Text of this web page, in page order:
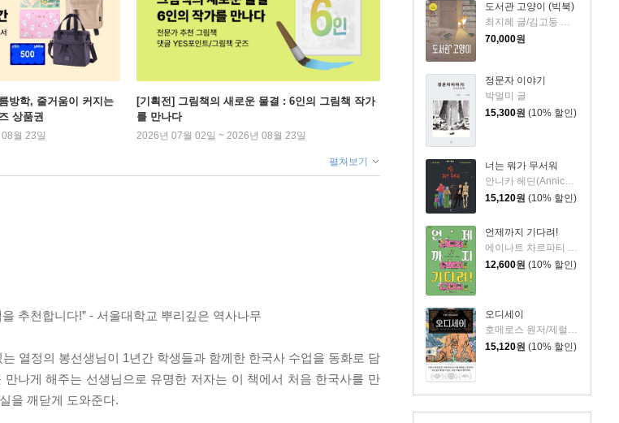
도서관 고양이 (빅북)
최지혜 글/김고둥 그림
70,000원
정문자 이야기
박멀미 글
15,300원 (10% 할인)
너는 뭐가 무서워
15,120원 (10% 할인)
언제까지 기다려!
에이나트 차르파티 글그림/정재원 역
12,600원 (10% 할인)
오디세이
15,120원 (10% 할인)
방학, 줄거움이 커지는
상품권
월 23일
[기획전] 그림책의 새로운 물결 : 6인의 그림책 작가
를 만나다
2026년 07월 02일 ~ 2026년 08월 23일
펼쳐보기
추천합니다!” - 서울대학교 뿌리깊은 역사나무
열정의 봉선생님이 1년간 학생들과 함께한 한국사 수업을 동화로 담
나게 해주는 선생님으로 유명한 저자는 이 책에서 처음 한국사를 만
을 깨닫게 도와준다.